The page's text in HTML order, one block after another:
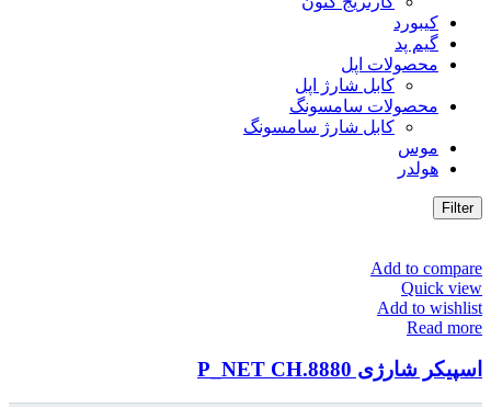
کیبورد
گیم پد
محصولات اپل
کابل شارژ اپل
محصولات سامسونگ
کابل شارژ سامسونگ
موس
هولدر
Filter
Add to compare
Quick view
Add to wishlist
Read more
اسپیکر شارژی P_NET CH.8880